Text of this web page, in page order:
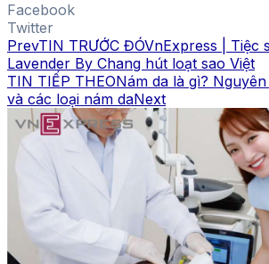
Facebook
Twitter
PrevTIN TRƯỚC ĐÓVnExpress | Tiệc
Lavender By Chang hút loạt sao Việt
TIN TIẾP THEONám da là gì?
và các loại nám daNext